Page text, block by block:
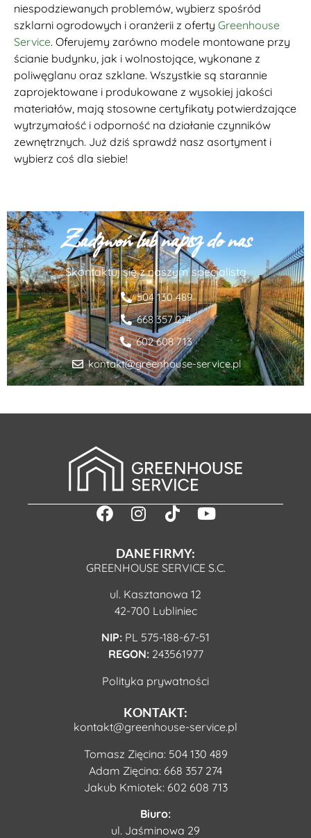
niespodziewanych problemów, wybierz spośród
szklarni ogrodowych i oranżerii z oferty Greenhouse
Service. Oferujemy zarówno modele montowane przy
ścianie budynku, jak i wolnostojące, wykonane z
poliwęglanu oraz szklane. Wszystkie są starannie
zaprojektowane i produkowane z wysokiej jakości
materiałów, mają stosowne certyfikaty potwierdzające
wytrzymałość i odporność na działanie czynników
zewnętrznych. Już dziś sprawdź nasz asortyment i
wybierz coś dla siebie!
Zadzwoń lub napisz do nas
Skontaktuj się z naszym specjalistą
504 130 489
668 357 274
602 608 713
kontakt@greenhouse-service.pl
DANE FIRMY:
GREENHOUSE SERVICE S.C.
ul. Kasztanowa 12
42-700 Lubliniec
NIP: PL 575-188-67-51
REGON:243561977
Polityka prywatności
KONTAKT:
kontakt@greenhouse-service.pl
Tomasz Zięcina: 504 130 489
Adam Zięcina: 668 357 274
Jakub Kmiotek: 602 608 713
Biuro:
ul. Jaśminowa 29